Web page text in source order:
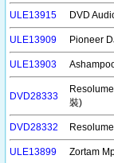
ULE13915 DVD
ULE13909 Pioneer
ULE13903
DVD28333
裝)
DVD28332
ULE13899 Zortam